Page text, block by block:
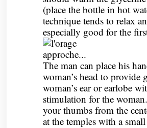
(place the bottle in hot
technique tends to relax
especially good for the
The man can place his
woman’s head to
woman’s ear or earlobe
stimulation for the
your thumbs from the
at the temples with a